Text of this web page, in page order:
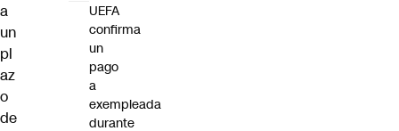
a
un
pl
az
o
de
UEFA
confirma
un
pago
a
exempleada
durante